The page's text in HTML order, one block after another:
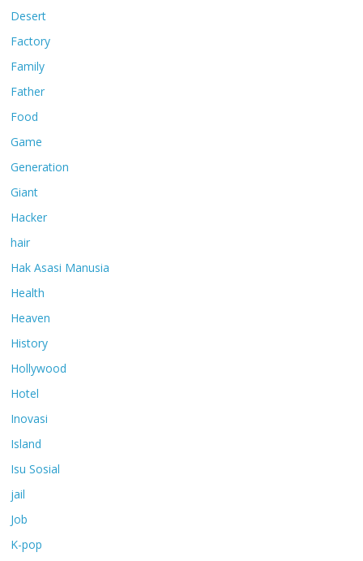
Desert
Factory
Family
Father
Food
Game
Generation
Giant
Hacker
hair
Hak Asasi Manusia
Health
Heaven
History
Hollywood
Hotel
Inovasi
Island
Isu Sosial
jail
Job
K-pop